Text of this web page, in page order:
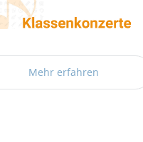
Mehr erfahren